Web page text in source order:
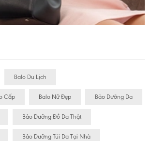
Balo Du Lịch
Cấp Balo Nữ Đẹp Bảo Dưỡng Da
Bảo Dưỡng Đồ Da Thật
Bảo Dưỡng Túi Da Tại Nhà